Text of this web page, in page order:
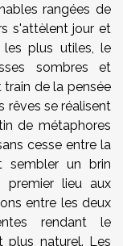
rangées de
s'attèlent jour et
plus utiles, le
sombres et
de la pensée
rêves se réalisent
de métaphores
cesse entre la
sembler un brin
premier lieu aux
entre les deux
rendant le
plus naturel. Les